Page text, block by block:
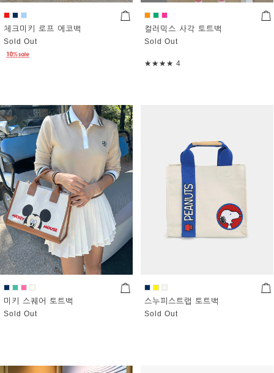
체크미키 로프 에코백
Sold Out
컬러믹스 사각 토트백
Sold Out
★★★★ 4
미키 스퀘어 토트백
Sold Out
스누피스트랩 토트백
Sold Out